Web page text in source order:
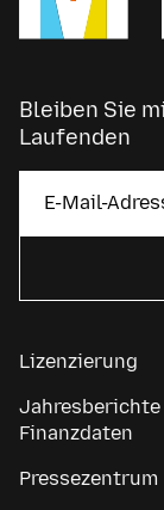
Bleiben Sie
Laufenden
Lizenzierung
Jahresberichte
Finanzdaten
Pressezentrum